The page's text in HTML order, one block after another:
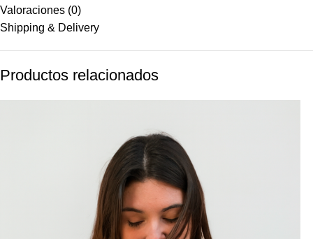
Valoraciones (0)
Shipping & Delivery
Productos relacionados